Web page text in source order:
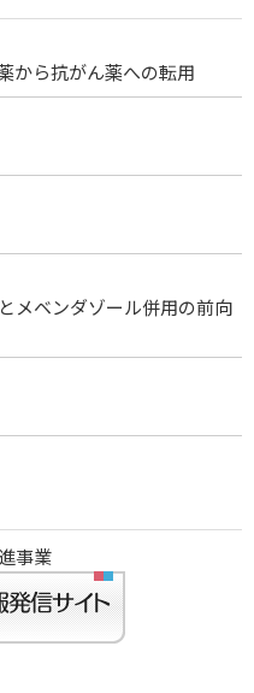
から抗がん薬への転用
メベンダゾール併用の前向
事業